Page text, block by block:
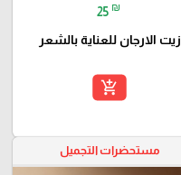
25 ₪
زيت الارجان للعناية بالشعر
add_shopping_cart
مستحضرات التجميل